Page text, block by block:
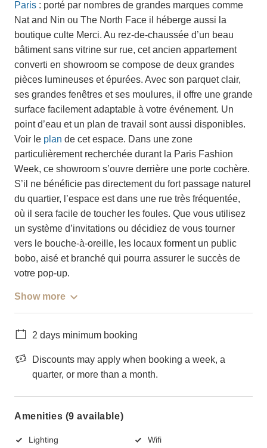
Paris : porté par nombres de grandes marques comme
Nat and Nin ou The North Face il héberge aussi la
boutique culte Merci. Au rez-de-chaussée d’un beau
bâtiment sans vitrine sur rue, cet ancien appartement
converti en showroom se compose de deux grandes
pièces lumineuses et épurées. Avec son parquet clair,
ses grandes fenêtres et ses moulures, il offre une grande
surface facilement adaptable à votre événement. Un
point d’eau et un plan de travail sont aussi disponibles.
Voir le plan de cet espace. Dans une zone
particulièrement recherchée durant la Paris Fashion
Week, ce showroom s’ouvre derrière une porte cochère.
S’il ne bénéficie pas directement du fort passage naturel
du quartier, l’espace est dans une rue très fréquentée,
où il sera facile de toucher les foules. Que vous utilisez
un système d’invitations ou décidiez de vous tourner
vers le bouche-à-oreille, les locaux forment un public
bobo, aisé et branché qui pourra assurer le succès de
votre pop-up.
Show more
2 days minimum booking
Discounts may apply when booking a week, a
quarter, or more than a month.
Amenities (9 available)
Lighting Wifi